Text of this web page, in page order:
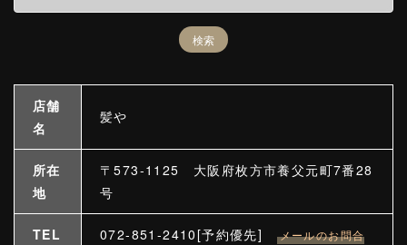
店舗
名
髪や
所在
地
〒573-1125 大阪府枚方市養父元町7番28
号
TEL 072-851-2410[予約優先]
メールのお問合